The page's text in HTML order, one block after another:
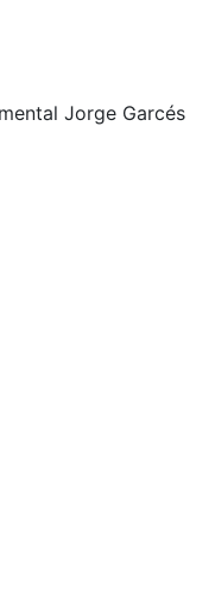
Jorge Garcés